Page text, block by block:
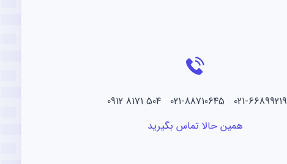
021-66899219 021-88710645 504 8171 0912
همین حالا تماس بگیرید